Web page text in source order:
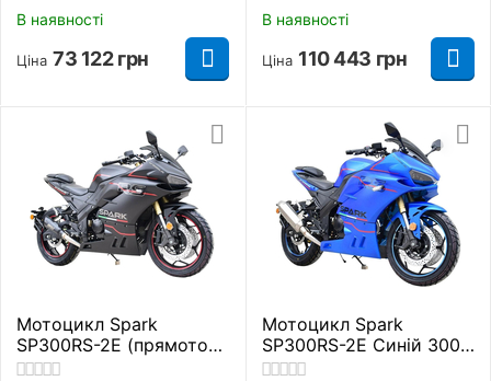
В наявності
Ціна 73 122 грн
В наявності
Ціна 110 443 грн
Мотоцикл Spark
SP300RS-2Е (прямоток)
Чорний 300 куб. см.
Мотоцикл Spark
SP300RS-2Е Синій 300
куб. см.